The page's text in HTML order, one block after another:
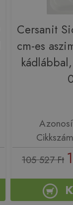
Cersanit
cm-es
105 527 Ft